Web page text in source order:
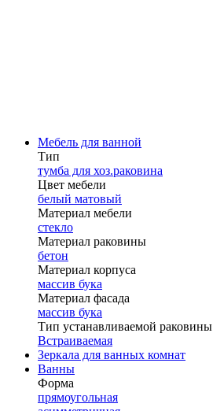
Мебель для ванной
Тип
тумба для хоз.раковина
Цвет мебели
белый матовый
Материал мебели
стекло
Материал раковины
бетон
Материал корпуса
массив бука
Материал фасада
массив бука
Тип устанавливаемой раковины
Встраиваемая
Зеркала для ванных комнат
Ванны
Форма
прямоугольная